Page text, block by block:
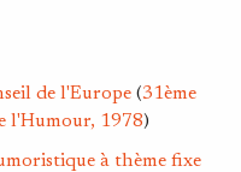
de l'Europe (31ème
l'Humour, 1978)
à thème fixe